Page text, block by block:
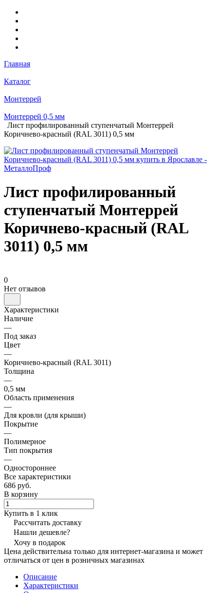
Главная
Каталог
Монтеррей
Монтеррей 0,5 мм
Лист профилированный ступенчатый Монтеррей
Коричнево-красный (RAL 3011) 0,5 мм
Лист профилированный
ступенчатый Монтеррей
Коричнево-красный (RAL
3011) 0,5 мм
0
Нет отзывов
Характеристики
Наличие
—
Под заказ
Цвет
—
Коричнево-красный (RAL 3011)
Толщина
—
0,5 мм
Область применения
—
Для кровли (для крыши)
Покрытие
—
Полимерное
Тип покрытия
—
Одностороннее
Все характеристики
686 руб.
В корзину
Купить в 1 клик
Рассчитать доставку
Нашли дешевле?
Хочу в подарок
Цена действительна только для интернет-магазина и может
отличаться от цен в розничных магазинах
Описание
Характеристики